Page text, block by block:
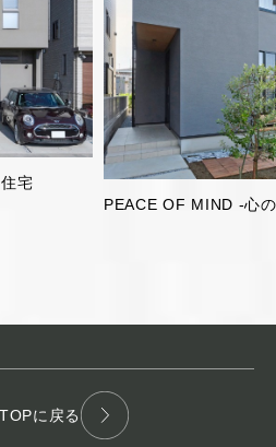
片流れ屋根のガレージ
に戻る